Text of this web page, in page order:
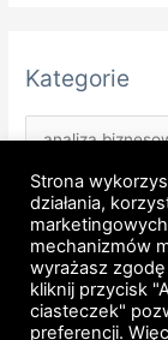
Kategorie
Strona główna
Regulamin
Strona
działania,
mechanizmów
wyrażasz
kliknij przycisk
ciasteczek"
preferencji.